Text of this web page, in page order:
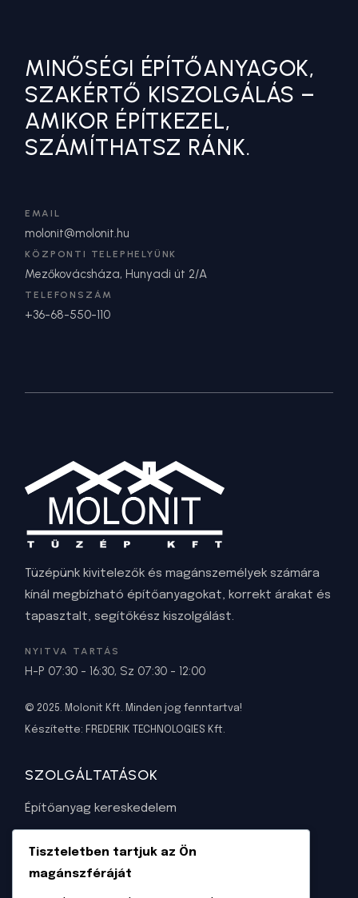
MINŐSÉGI ÉPÍTŐANYAGOK,
SZAKÉRTŐ KISZOLGÁLÁS –
AMIKOR ÉPÍTKEZEL,
SZÁMÍTHATSZ RÁNK.
EMAIL
molonit@molonit.hu
KÖZPONTI TELEPHELYÜNK
Mezőkovácsháza, Hunyadi út 2/A
TELEFONSZÁM
+36-68-550-110
Tüzépünk kivitelezők és magánszemélyek számára
kínál megbízható építőanyagokat, korrekt árakat és
tapasztalt, segítőkész kiszolgálást.
NYITVA TARTÁS
H-P 07:30 - 16:30, Sz 07:30 - 12:00
© 2025. Molonit Kft. Minden jog fenntartva!
Készítette: FREDERIK TECHNOLOGIES Kft.
SZOLGÁLTATÁSOK
Építőanyag kereskedelem
Napelem tervezése és kivitelezése
Tiszteletben tartjuk az Ön
magánszféráját